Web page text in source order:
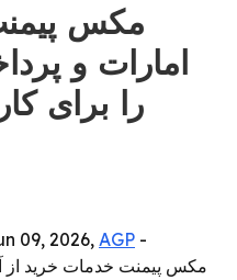
مکس
امارات و
را برای
09, 2026, AGP -
مکس پیمنت خدمات خرید از